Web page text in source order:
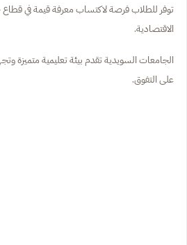
توفر للطلاب فرصة لاكتساب معرفة قيمة في
الاقتصادية.
الجامعات السويدية تقدم بيئة تعليمية متميزة
على التفوق.